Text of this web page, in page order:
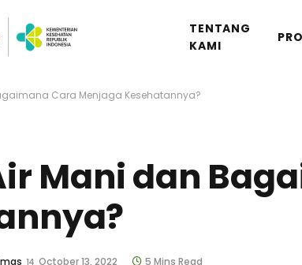
TENTANG
KAMI
Cara Menjaga Kesehatannya?
Mani dan
October 13, 2022 5 Mins Read